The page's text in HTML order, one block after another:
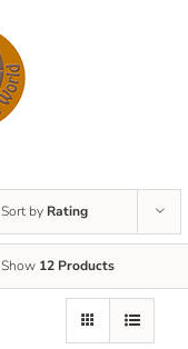
Sort by Rating
Show 12 Products